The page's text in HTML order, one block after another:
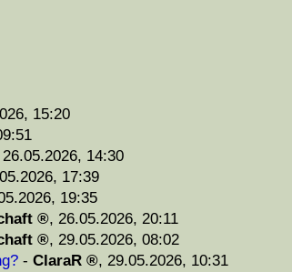
15:20
26.05.2026, 14:30
17:39
19:35
, 26.05.2026, 20:11
, 29.05.2026, 08:02
- ClaraR , 29.05.2026, 10:31